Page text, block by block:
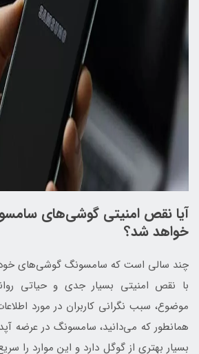
آیا نقص امنیتی گوشی‌های
خواهد شد؟
چند سالی است که سامسونگ گوشی‌های خود
با نقص امنیتی بسیار جدی و حیاتی
موضوع، سبب نگرانی کاربران در مورد
همانطور که می‌دانید، سامسونگ در عرضه
بسیار بهتری از گوگل دارد و این موارد را